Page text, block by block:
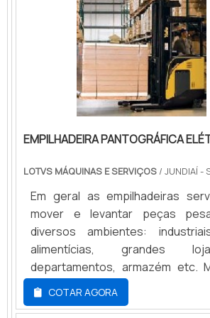
versátil, fácil de usar, que
produtividade e reduz custos
Fabricamos soluções
foco em qualidade, segurança e
EMPILHADEIRA PANTOGRÁFICA
LOTVS MÁQUINAS E SERVIÇOS / JUNDIAÍ -
Em geral as empilhadeiras
mover e levantar peças
diversos ambientes:
alimentícias, grandes
departamentos, armazém etc.
empilhadeira tem sua
empilhadeira pantográfica
COTAR AGORA